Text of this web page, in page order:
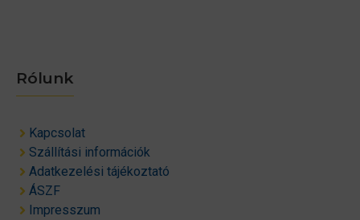
Rólunk
Kapcsolat
Szállítási információk
Adatkezelési tájékoztató
ÁSZF
Impresszum